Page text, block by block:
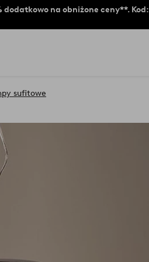
dodatkowo na obniżone ceny**. Kod:
sufitowe